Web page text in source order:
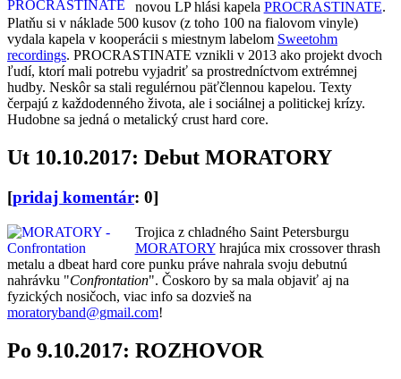
novou LP hlási kapela PROCRASTINATE.
Platňu si v náklade 500 kusov (z toho 100 na fialovom vinyle)
vydala kapela v kooperácii s miestnym labelom Sweetohm
recordings. PROCRASTINATE vznikli v 2013 ako projekt dvoch
ľudí, ktorí mali potrebu vyjadriť sa prostredníctvom extrémnej
hudby. Neskôr sa stali regulérnou päťčlennou kapelou. Texty
čerpajú z každodenného života, ale i sociálnej a politickej krízy.
Hudobne sa jedná o metalický crust hard core.
Ut 10.10.2017: Debut MORATORY
[pridaj komentár: 0]
Trojica z chladného Saint Petersburgu
MORATORYhrajúca mix crossover thrash
metalu a dbeat hard core punku práve nahrala svoju debutnú
nahrávku "Confrontation". Čoskoro by sa mala objaviť aj na
fyzických nosičoch, viac info sa dozvieš na
moratoryband@gmail.com!
Po 9.10.2017: ROZHOVOR